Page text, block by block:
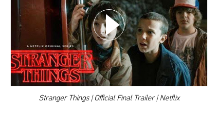
00:00
Stranger Things | Official Final Trailer | Netflix
WYBIERZ SWOJĄ PLAYLISTĘ
DODAJ TEN FILM DO PLAYLISTY